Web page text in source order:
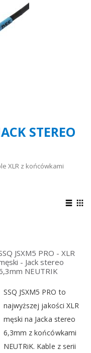
STEREO
XLR z końcówkami
JSXM5 PRO - XLR
- Jack stereo
NEUTRIK
SSQ JSXM5 PRO to
najwyższej jakości XLR
męski na Jacka stereo
6,3mm z końcówkami
NEUTRiK. Kable z serii